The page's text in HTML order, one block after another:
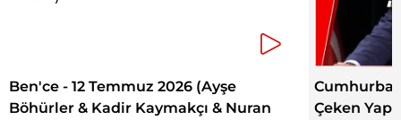
Ben'ce - 12 Temmuz 2026 (Ayşe
Böhürler & Kadir Kaymakçı & Nuran
Çeken